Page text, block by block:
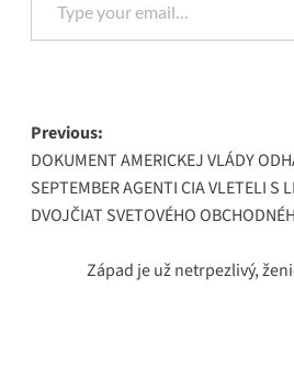
Post
navigation
Previous:
DOKUMENT AMERICKEJ VLÁDY
SEPTEMBER AGENTI CIA VLETELI S
DVOJČIAT SVETOVÉHO
Západ je už netrpezlivý,